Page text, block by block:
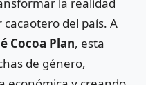
la realidad
del país. A
Cocoa Plan, esta
de género,